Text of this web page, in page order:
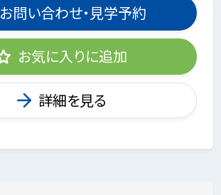
お問い合わせ・見学予約
お気に入りに追加
詳細を見る